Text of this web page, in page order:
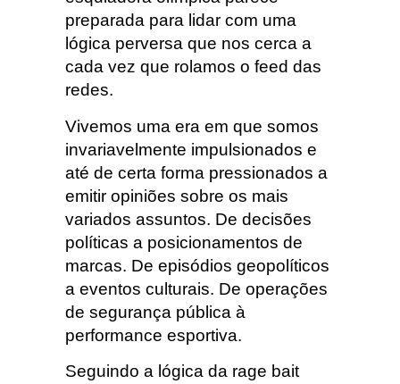
preparada para lidar com uma
lógica perversa que nos cerca a
cada vez que rolamos o feed das
redes.
Vivemos uma era em que somos
invariavelmente impulsionados e
até de certa forma pressionados a
emitir opiniões sobre os mais
variados assuntos. De decisões
políticas a posicionamentos de
marcas. De episódios geopolíticos
a eventos culturais. De operações
de segurança pública à
performance esportiva.
Seguindo a lógica da rage bait